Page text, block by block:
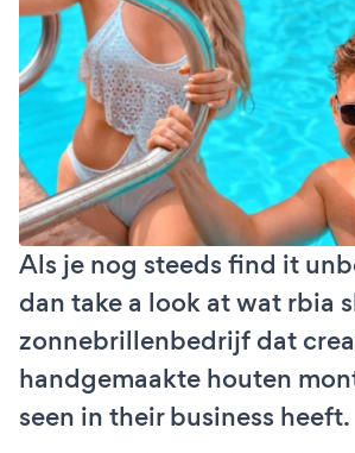
Als je nog steeds find it
dan take a look at wat rbia
zonnebrillenbedrijf dat
handgemaakte houten
seen in their business heeft.